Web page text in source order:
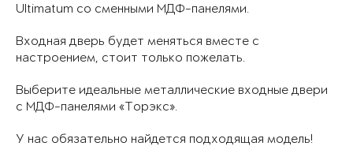
Ultimatum со сменными МДФ-панелями.
Входная дверь будет меняться вместе с
настроением, стоит только пожелать.
Выберите идеальные металлические входные двери
с МДФ-панелями «Торэкс».
У нас обязательно найдется подходящая модель!